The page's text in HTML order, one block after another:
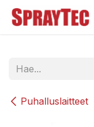
Siirry sisältöön
Puhalluslaitteet